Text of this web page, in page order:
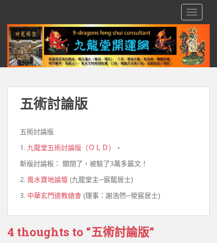
五術討論版
五術討論版
1. 九龍堂五術討論版（ＯＬＤ）
‧
新版討論板： 關閉了，被駭了3萬多篇文！
2. 風水寶地論壇 (九龍堂主─宸龍居士)
3. 中華玄門道教總會 (理事：謝浩然─滎宸居士)
4 thoughts to “五術討論版”